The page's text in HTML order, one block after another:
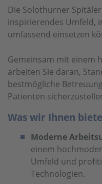
Die Solothurner
inspirierendes Umfeld,
umfassend einsetzen
Gemeinsam mit einem
arbeiten Sie daran,
bestmögliche
Patienten
Was wir Ihnen
Moderne
einem
Umfeld und
Technologien.